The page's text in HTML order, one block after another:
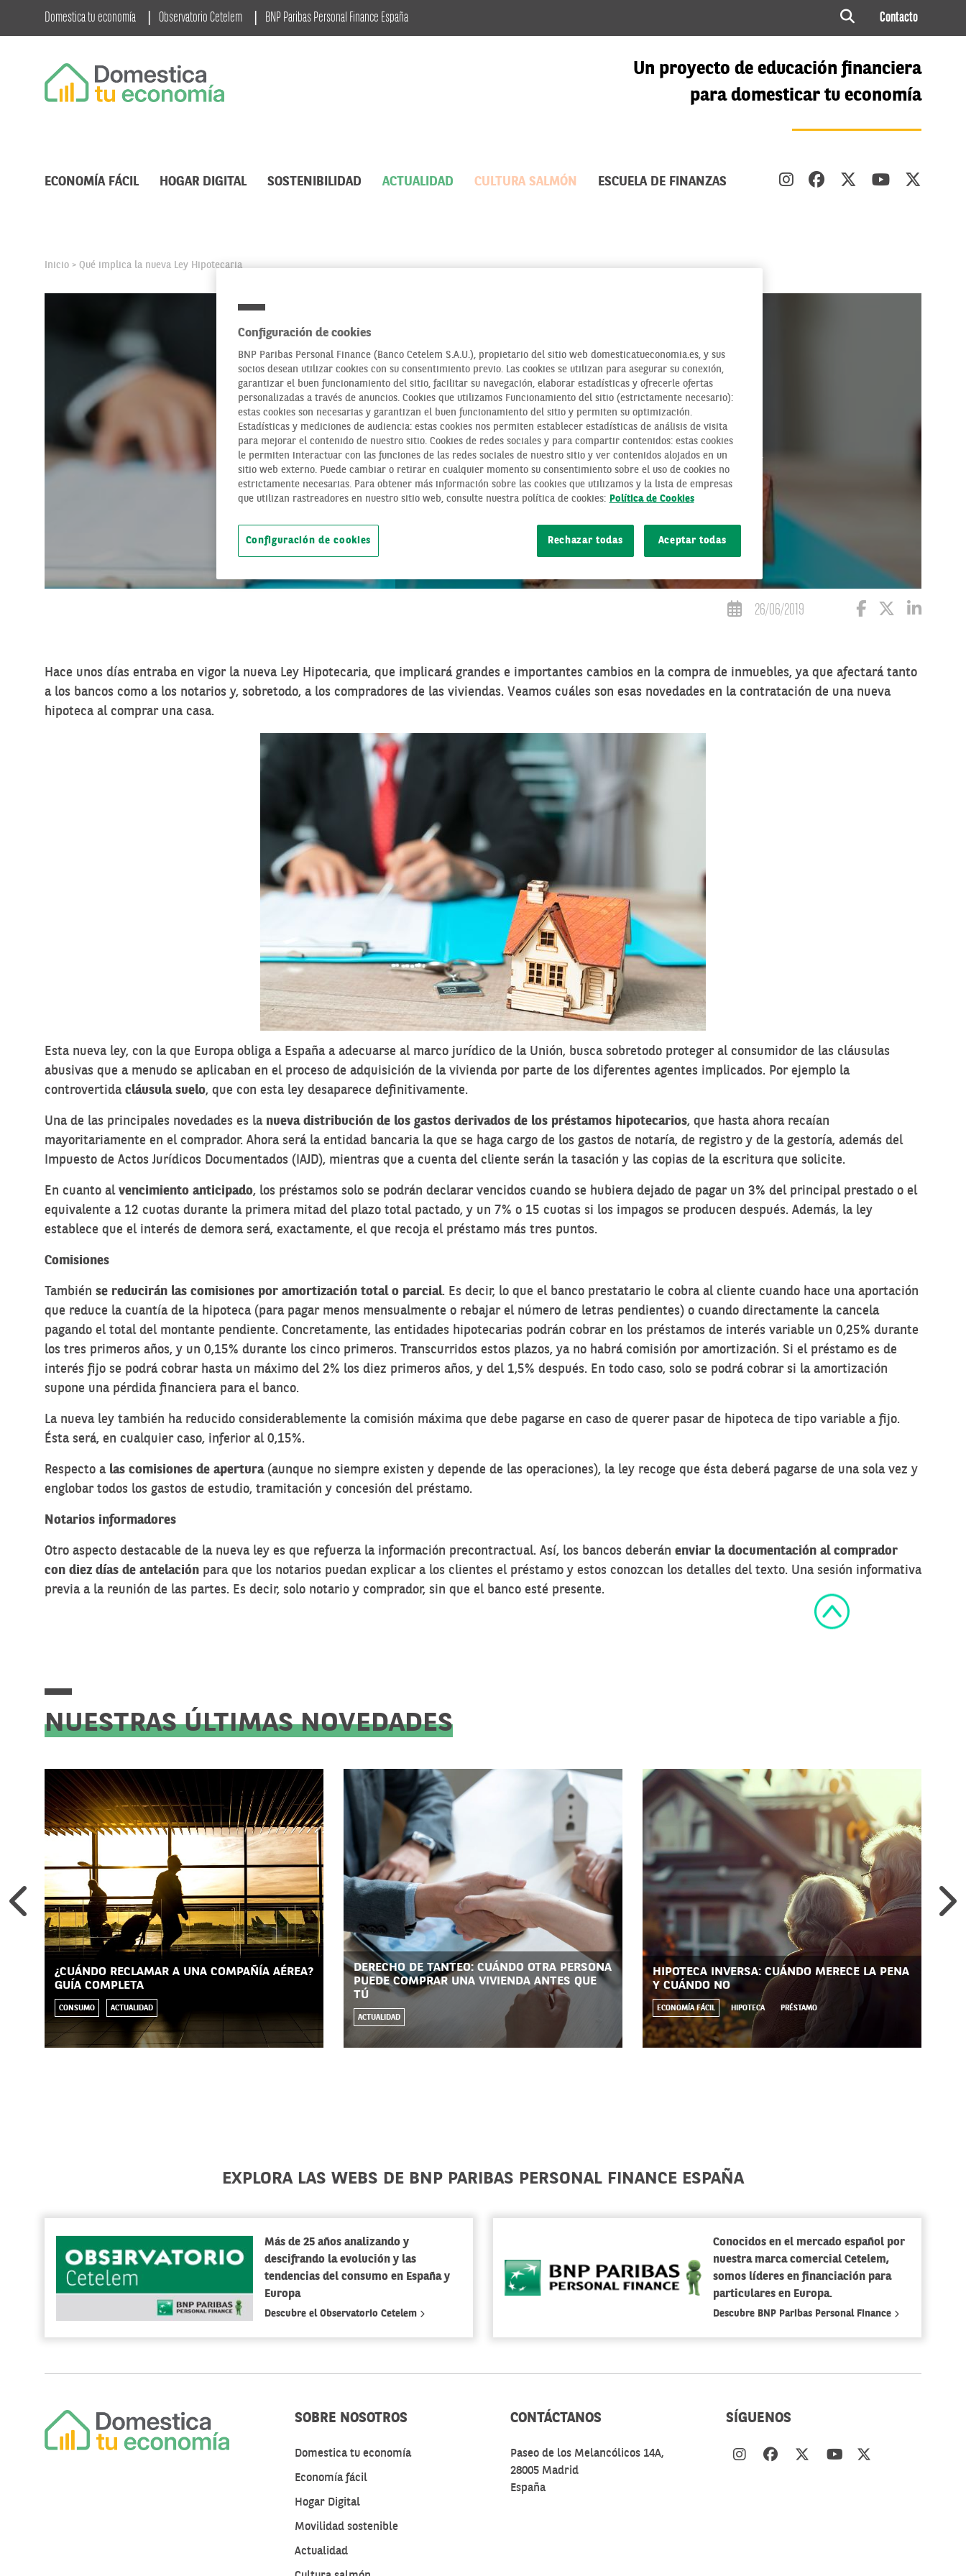
Domestica tu economía Observatorio Cetelem BNP Paribas Personal Finance España Contacto
Un proyecto de educación financiera
para domesticar tu economía
ECONOMÍA FÁCIL HOGAR DIGITAL SOSTENIBILIDAD ACTUALIDAD CULTURA SALMÓN ESCUELA DE FINANZAS
Inicio > Qué implica la nueva Ley Hipotecaria
QUÉ IMPLICA LA NUEVA LEY
HIPOTECARIA
26/06/2019
Hace unos días entraba en vigor la nueva Ley Hipotecaria, que implicará grandes e importantes cambios en la compra de inmuebles, ya que afectará tanto
a los bancos como a los notarios y, sobretodo, a los compradores de las viviendas. Veamos cuáles son esas novedades en la contratación de una nueva
hipoteca al comprar una casa.
Esta nueva ley, con la que Europa obliga a España a adecuarse al marco jurídico de la Unión, busca sobretodo proteger al consumidor de las cláusulas
abusivas que a menudo se aplicaban en el proceso de adquisición de la vivienda por parte de los diferentes agentes implicados. Por ejemplo la
controvertida cláusula suelo, que con esta ley desaparece definitivamente.
Una de las principales novedades es la nueva distribución de los gastos derivados de los préstamos hipotecarios, que hasta ahora recaían
mayoritariamente en el comprador. Ahora será la entidad bancaria la que se haga cargo de los gastos de notaría, de registro y de la gestoría, además del
Impuesto de Actos Jurídicos Documentados (IAJD), mientras que a cuenta del cliente serán la tasación y las copias de la escritura que solicite.
En cuanto al vencimiento anticipado, los préstamos solo se podrán declarar vencidos cuando se hubiera dejado de pagar un 3% del principal prestado o el
equivalente a 12 cuotas durante la primera mitad del plazo total pactado, y un 7% o 15 cuotas si los impagos se producen después. Además, la ley
establece que el interés de demora será, exactamente, el que recoja el préstamo más tres puntos.
Comisiones
También se reducirán las comisiones por amortización total o parcial. Es decir, lo que el banco prestatario le cobra al cliente cuando hace una aportación
que reduce la cuantía de la hipoteca (para pagar menos mensualmente o rebajar el número de letras pendientes) o cuando directamente la cancela
pagando el total del montante pendiente. Concretamente, las entidades hipotecarias podrán cobrar en los préstamos de interés variable un 0,25% durante
los tres primeros años, y un 0,15% durante los cinco primeros. Transcurridos estos plazos, ya no habrá comisión por amortización. Si el préstamo es de
interés fijo se podrá cobrar hasta un máximo del 2% los diez primeros años, y del 1,5% después. En todo caso, solo se podrá cobrar si la amortización
supone una pérdida financiera para el banco.
La nueva ley también ha reducido considerablemente la comisión máxima que debe pagarse en caso de querer pasar de hipoteca de tipo variable a fijo.
Ésta será, en cualquier caso, inferior al 0,15%.
Respecto a las comisiones de apertura(aunque no siempre existen y depende de las operaciones), la ley recoge que ésta deberá pagarse de una sola vez y
englobar todos los gastos de estudio, tramitación y concesión del préstamo.
Notarios informadores
Otro aspecto destacable de la nueva ley es que refuerza la información precontractual. Así, los bancos deberán enviar la documentación al comprador
con diez días de antelación para que los notarios puedan explicar a los clientes el préstamo y estos conozcan los detalles del texto. Una sesión informativa
previa a la reunión de las partes. Es decir, solo notario y comprador, sin que el banco esté presente.
NUESTRAS ÚLTIMAS NOVEDADES
¿CUÁNDO RECLAMAR A UNA COMPAÑÍA AÉREA?
GUÍA COMPLETA
CONSUMO ACTUALIDAD
DERECHO DE TANTEO: CUÁNDO OTRA PERSONA
PUEDE COMPRAR UNA VIVIENDA ANTES QUE
TÚ
ACTUALIDAD
HIPOTECA INVERSA: CUÁNDO MERECE LA PENA
Y CUÁNDO NO
ECONOMÍA FÁCIL HIPOTECA PRÉSTAMO
EXPLORA LAS WEBS DE BNP PARIBAS PERSONAL FINANCE ESPAÑA
Más de 25 años analizando y
descifrando la evolución y las
tendencias del consumo en España y
Europa
Descubre el Observatorio Cetelem
Conocidos en el mercado español por
nuestra marca comercial Cetelem,
somos líderes en financiación para
particulares en Europa.
Descubre BNP Paribas Personal Finance
SOBRE NOSOTROS
Domestica tu economía
Economía fácil
Hogar Digital
Movilidad sostenible
Actualidad
CONTÁCTANOS
Paseo de los Melancólicos 14A,
28005 Madrid
España
SÍGUENOS
Configuración de cookies
BNP Paribas Personal Finance (Banco Cetelem S.A.U.), propietario del sitio web domesticatueconomia.es, y sus
socios desean utilizar cookies con su consentimiento previo. Las cookies se utilizan para asegurar su conexión,
garantizar el buen funcionamiento del sitio, facilitar su navegación, elaborar estadísticas y ofrecerle ofertas
personalizadas a través de anuncios. Cookies que utilizamos Funcionamiento del sitio (estrictamente necesario):
estas cookies son necesarias y garantizan el buen funcionamiento del sitio y permiten su optimización.
Estadísticas y mediciones de audiencia: estas cookies nos permiten establecer estadísticas de análisis de visita
para mejorar el contenido de nuestro sitio. Cookies de redes sociales y para compartir contenidos: estas cookies
le permiten interactuar con las funciones de las redes sociales de nuestro sitio y ver contenidos alojados en un
sitio web externo. Puede cambiar o retirar en cualquier momento su consentimiento sobre el uso de cookies no
estrictamente necesarias. Para obtener más información sobre las cookies que utilizamos y la lista de empresas
que utilizan rastreadores en nuestro sitio web, consulte nuestra política de cookies:
Política de Cookies
Configuración de cookies Rechazar todas Aceptar todas